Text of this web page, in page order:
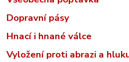
Dopravní pásy
Hnací i hnané válce
Vyložení proti abrazi a